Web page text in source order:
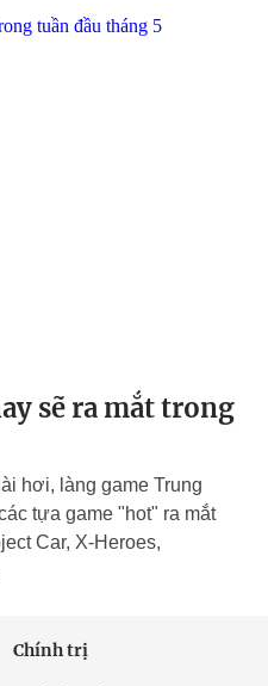
sẽ ra mắt trong
hơi, làng game Trung
tựa game "hot" ra mắt
Car, X-Heroes,
Chính trị